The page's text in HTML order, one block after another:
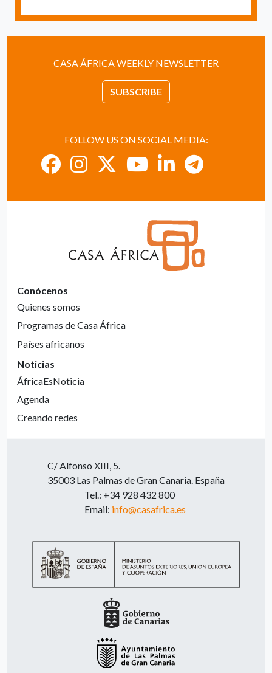
CASA ÁFRICA WEEKLY NEWSLETTER
SUBSCRIBE
FOLLOW US ON SOCIAL MEDIA:
Conócenos
Quienes somos
Programas de Casa África
Países africanos
Noticias
ÁfricaEsNoticia
Agenda
Creando redes
C/ Alfonso XIII, 5.
35003 Las Palmas de Gran Canaria. España
Tel.: +34 928 432 800
Email: info@casafrica.es